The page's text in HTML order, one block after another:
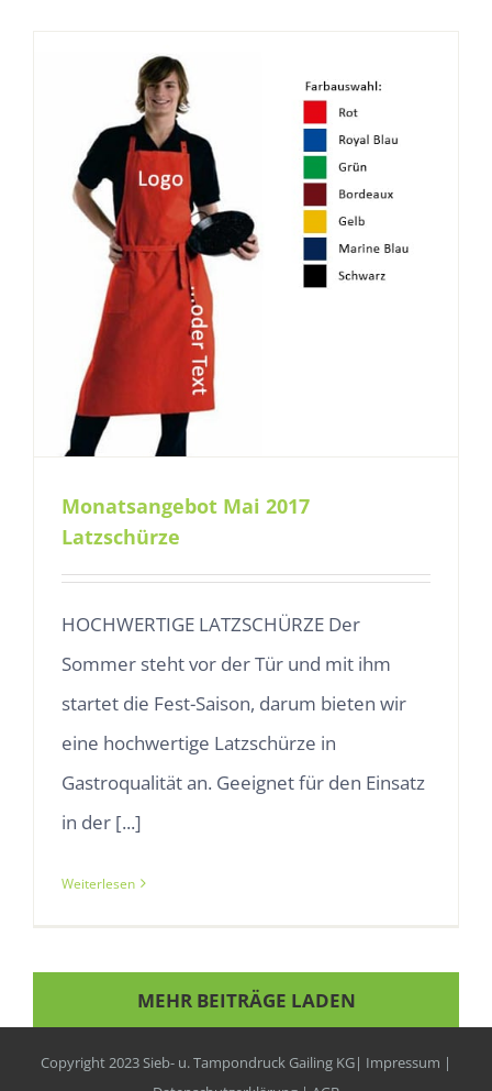
Monatsangebot Mai 2017
Latzschürze
HOCHWERTIGE LATZSCHÜRZE Der
Sommer steht vor der Tür und mit ihm
startet die Fest-Saison, darum bieten wir
eine hochwertige Latzschürze in
Gastroqualität an. Geeignet für den Einsatz
in der [...]
Weiterlesen
MEHR BEITRÄGE LADEN
Copyright 2023 Sieb- u. Tampondruck Gailing KG| Impressum |